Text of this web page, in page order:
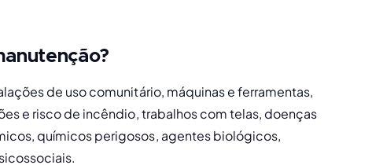
de uso comunitário, máquinas e ferramentas,
e risco de incêndio, trabalhos com telas, doenças
químicos perigosos, agentes biológicos,